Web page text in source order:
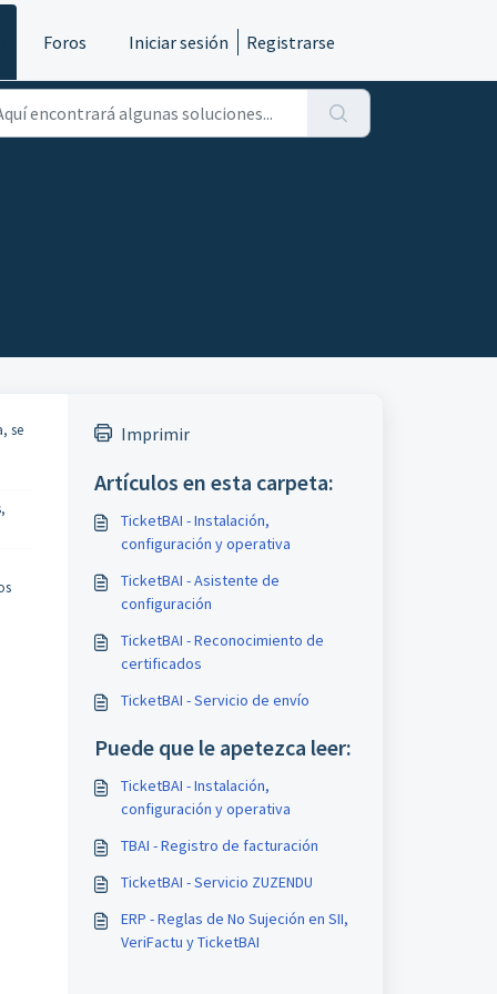
Foros Iniciar sesión Registrarse
se Imprimir
Artículos en esta carpeta:
TicketBAI - Instalación,
configuración y operativa
TicketBAI - Asistente de
configuración
TicketBAI - Reconocimiento de
certificados
TicketBAI - Servicio de envío
Puede que le apetezca leer:
TicketBAI - Instalación,
configuración y operativa
TBAI - Registro de facturación
TicketBAI - Servicio ZUZENDU
ERP - Reglas de No Sujeción en SII,
VeriFactu y TicketBAI